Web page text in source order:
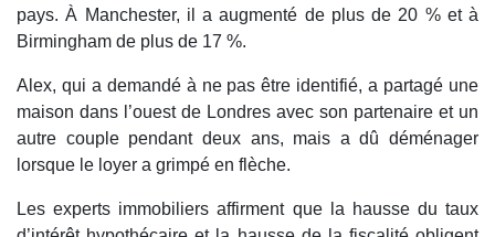
pays. À Manchester, il a augmenté de plus de 20 % et à
Birmingham de plus de 17 %.
Alex, qui a demandé à ne pas être identifié, a partagé une
maison dans l’ouest de Londres avec son partenaire et un
autre couple pendant deux ans, mais a dû déménager
lorsque le loyer a grimpé en flèche.
Les experts immobiliers affirment que la hausse du taux